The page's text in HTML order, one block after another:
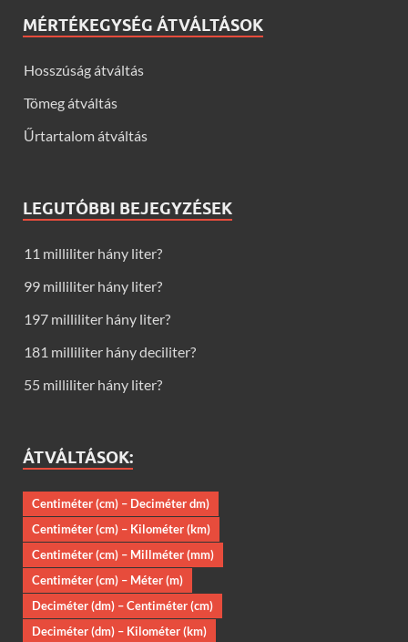
MÉRTÉKEGYSÉG ÁTVÁLTÁSOK
Hosszúság átváltás
Tömeg átváltás
Űrtartalom átváltás
LEGUTÓBBI BEJEGYZÉSEK
11 milliliter hány liter?
99 milliliter hány liter?
197 milliliter hány liter?
181 milliliter hány deciliter?
55 milliliter hány liter?
ÁTVÁLTÁSOK:
Centiméter (cm) – Deciméter dm)
Centiméter (cm) – Kilométer (km)
Centiméter (cm) – Millméter (mm)
Centiméter (cm) – Méter (m)
Deciméter (dm) – Centiméter (cm)
Deciméter (dm) – Kilométer (km)